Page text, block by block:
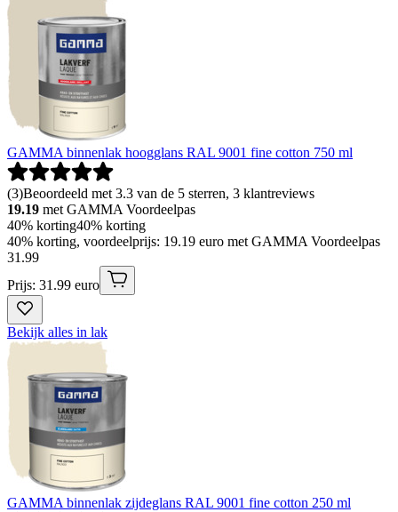
GAMMA binnenlak hoogglans RAL 9001 fine cotton 750 ml
(3)Beoordeeld met 3.3 van de 5 sterren, 3 klantreviews
19.19 met GAMMA Voordeelpas
40% korting40% korting
40% korting, voordeelprijs: 19.19 euro met GAMMA Voordeelpas
31 .99
Prijs: 31.99 euro
Bekijk alles in lak
GAMMA binnenlak zijdeglans RAL 9001 fine cotton 250 ml